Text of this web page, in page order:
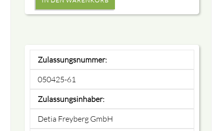
Zulassungsnummer:
050425-61
Zulassungsinhaber:
Detia Freyberg GmbH